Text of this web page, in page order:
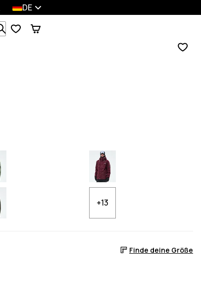
DE
Durchsuche 1 000+ Produkte
+13
Finde deine Größe